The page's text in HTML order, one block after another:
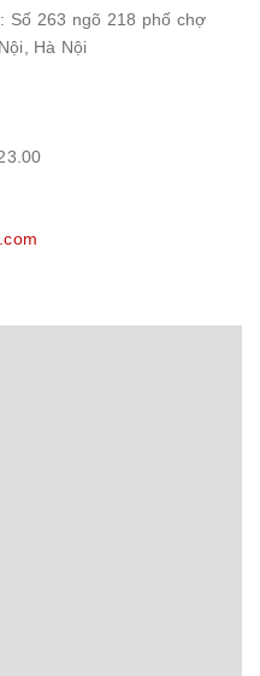
Số 263 ngõ 218 phố chợ
Hà Nội